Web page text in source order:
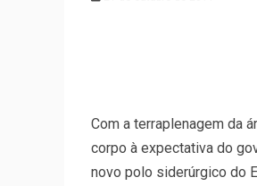
Com a terraplenagem da
corpo à expectativa do
novo polo siderúrgico do